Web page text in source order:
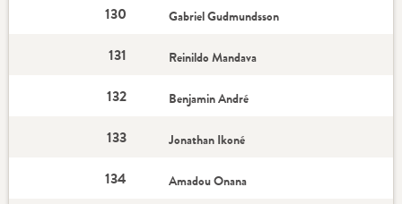
130 Gabriel Gudmundsson
131 Reinildo Mandava
132 Benjamin André
133 Jonathan Ikoné
134 Amadou Onana